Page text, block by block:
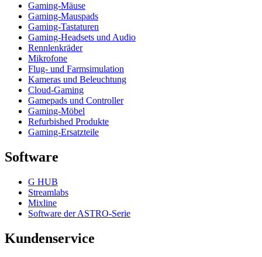
Gaming-Mäuse
Gaming-Mauspads
Gaming-Tastaturen
Gaming-Headsets und Audio
Rennlenkräder
Mikrofone
Flug- und Farmsimulation
Kameras und Beleuchtung
Cloud-Gaming
Gamepads und Controller
Gaming-Möbel
Refurbished Produkte
Gaming-Ersatzteile
Software
G HUB
Streamlabs
Mixline
Software der ASTRO-Serie
Kundenservice